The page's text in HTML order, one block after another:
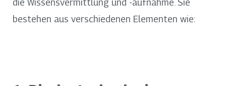
bestehen aus verschiedenen Elementen wie: